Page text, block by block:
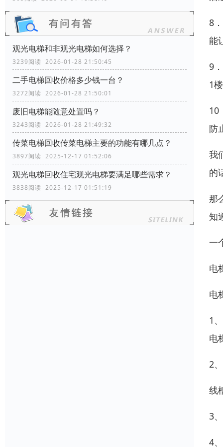
观光电梯和非观光电梯如何选择？
3239阅读 2026-01-28 21:50:45
二手电梯回收价格多少钱一台？
3272阅读 2026-01-28 21:50:01
废旧电梯能随意处置吗？
3243阅读 2026-01-28 21:49:32
传菜电梯回收传菜电梯主要的功能有哪几点？
3897阅读 2025-12-17 01:52:06
观光电梯回收住宅观光电梯要满足哪些需求？
3838阅读 2025-12-17 01:51:19
8
能
9
1
10
防
我
的
那
知
一
电
电
1
电
2
线
3
4